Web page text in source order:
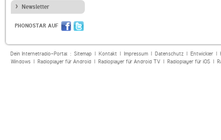
Newsletter
PHONOSTAR AUF
Dein Internetradio-Portal : Sitemap| Kontakt| Impressum| Datenschutz| Entwickler|
Windows| Radioplayer für Android| Radioplayer für Android TV| Radioplayer für iOS|